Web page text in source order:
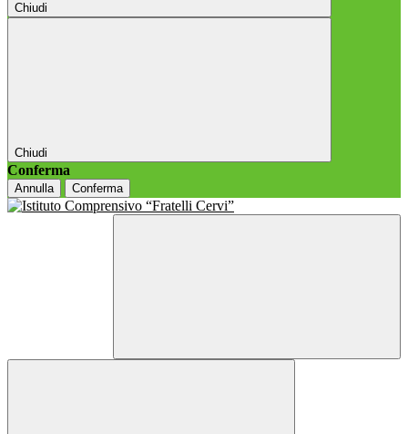
Chiudi
Chiudi
Conferma
Annulla Conferma